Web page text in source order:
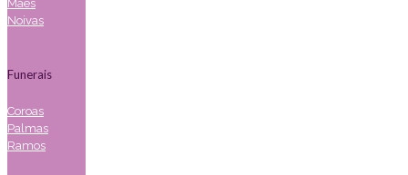
Mães
Noivas
Funerais
Coroas
Palmas
Ramos